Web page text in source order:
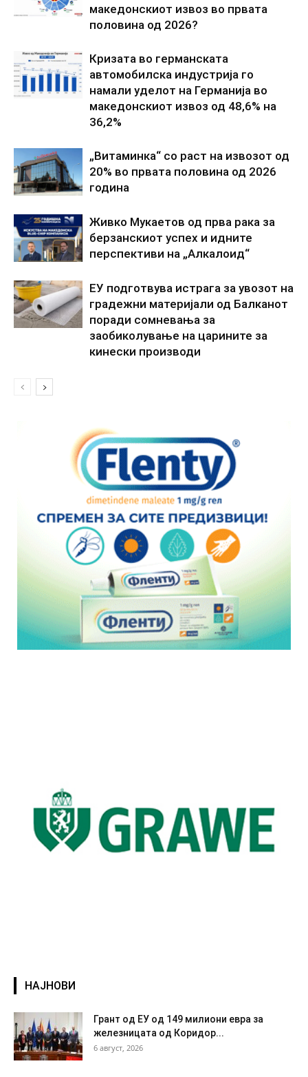
македонскиот извоз во првата
половина од 2026?
Кризата во германската
автомобилска индустрија го
намали уделот на Германија во
македонскиот извоз од 48,6% на
36,2%
„Витаминка“ со раст на извозот од
20% во првата половина од 2026
година
Живко Мукаетов од прва рака за
берзанскиот успех и идните
перспективи на „Алкалоид“
ЕУ подготвува истрага за увозот на
градежни материјали од Балканот
поради сомневања за
заобиколување на царините за
кинески производи
НАЈНОВИ
Грант од ЕУ од 149 милиони евра за
железницата од Коридор...
6 август, 2026